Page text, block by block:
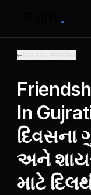
In
દિવસના
અને
માટે